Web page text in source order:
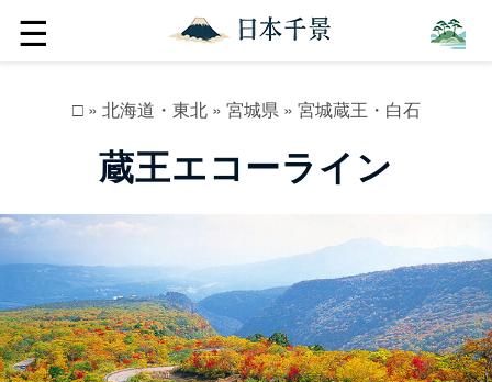
☰
□» 北海道・東北» 宮城県» 宮城蔵王・白石
蔵王エコーライン